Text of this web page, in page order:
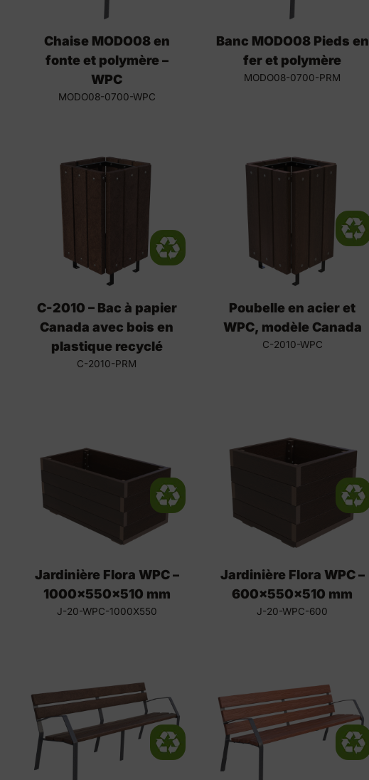
Chaise MODO08 en
fonte et polymère –
WPC
MODO08-0700-WPC
Banc MODO08 Pieds en
fer et polymère
MODO08-0700-PRM
C-2010 – Bac à papier
Canada avec bois en
plastique recyclé
C-2010-PRM
Poubelle en acier et
WPC, modèle Canada
C-2010-WPC
Jardinière Flora WPC –
1000x550x510 mm
J-20-WPC-1000X550
Jardinière Flora WPC –
600x550x510 mm
J-20-WPC-600